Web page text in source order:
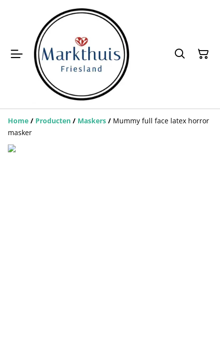
Home / Producten / Maskers / Mummy full face latex horror
masker